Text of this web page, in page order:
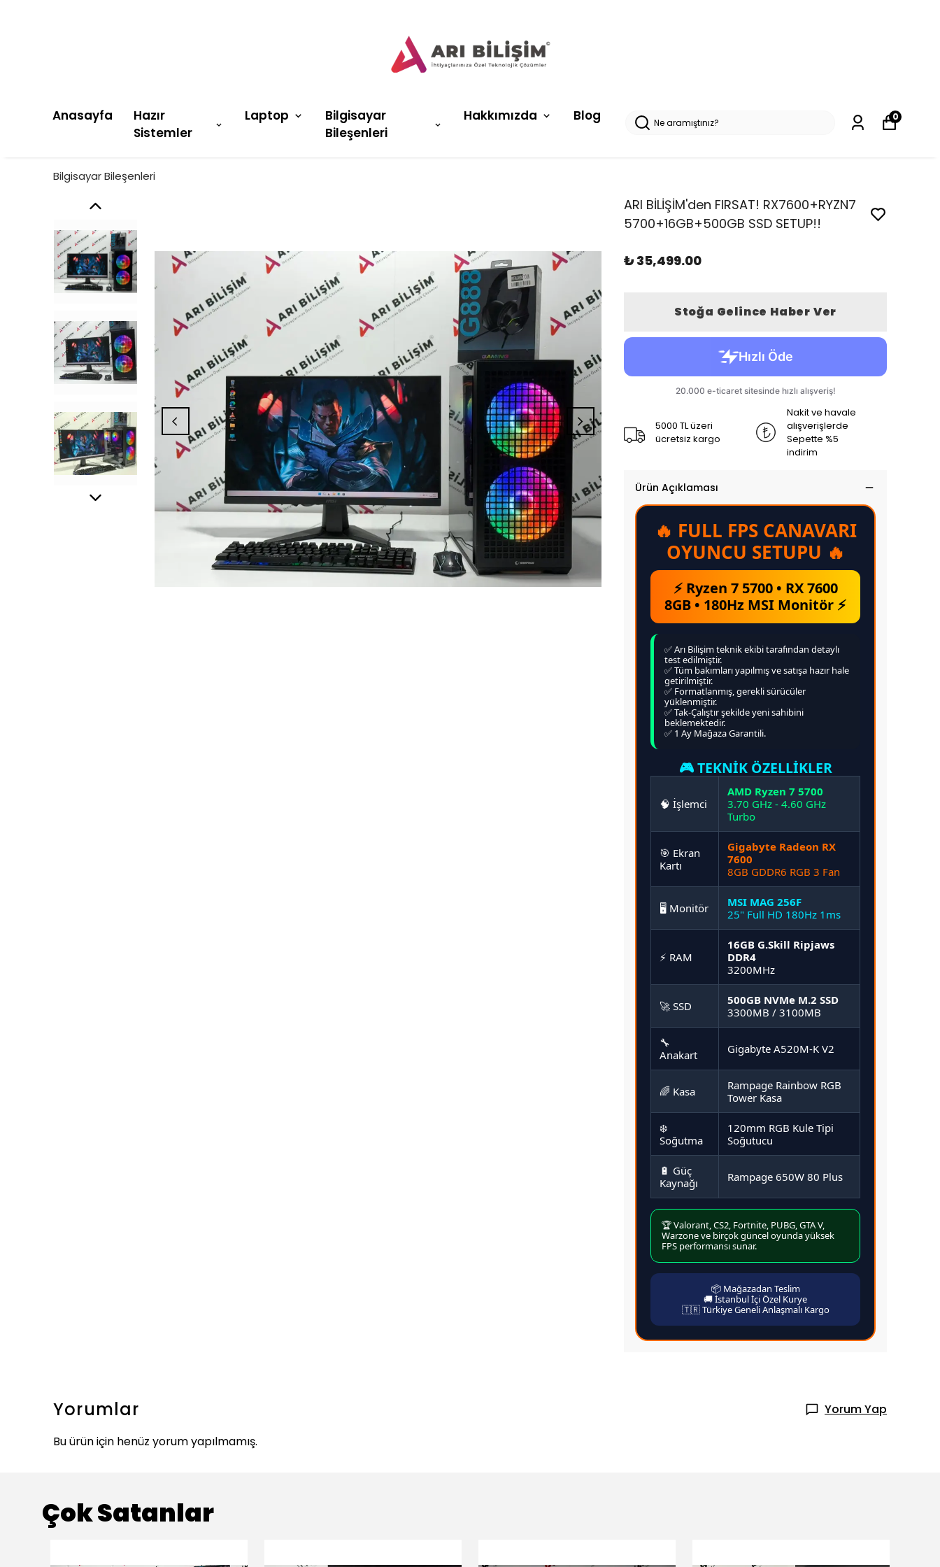
Anasayfa
Hazır
Sistemler
Laptop
Bilgisayar
Bileşenleri
Hakkımızda Blog 0
Bilgisayar Bileşenleri
ARI BİLİŞİM'den FIRSAT! RX7600+RYZN7
5700+16GB+500GB SSD SETUP!!
₺ 35,499.00
Stoğa Gelince Haber Ver
5000 TL üzeri
ücretsiz kargo
Nakit ve havale
alışverişlerde
Sepette %5
indirim
Ürün Açıklaması
🔥 FULL FPS CANAVARI
OYUNCU SETUPU 🔥
⚡ Ryzen 7 5700 • RX 7600
8GB • 180Hz MSI Monitör ⚡
✅ Arı Bilişim teknik ekibi tarafından detaylı
test edilmiştir.
✅ Tüm bakımları yapılmış ve satışa hazır hale
getirilmiştir.
✅ Formatlanmış, gerekli sürücüler
yüklenmiştir.
✅ Tak-Çalıştır şekilde yeni sahibini
beklemektedir.
✅ 1 Ay Mağaza Garantili.
🎮 TEKNİK ÖZELLİKLER
🧠 İşlemci
AMD Ryzen 7 5700
3.70 GHz - 4.60 GHz
Turbo
🎯 Ekran
Kartı
Gigabyte Radeon RX
7600
8GB GDDR6 RGB 3 Fan
🖥️ Monitör
MSI MAG 256F
25" Full HD 180Hz 1ms
⚡ RAM
16GB G.Skill Ripjaws
DDR4
3200MHz
🚀 SSD
500GB NVMe M.2 SSD
3300MB / 3100MB
🔧
Anakart
Gigabyte A520M-K V2
🌈 Kasa
Rampage Rainbow RGB
Tower Kasa
❄️
Soğutma
120mm RGB Kule Tipi
Soğutucu
🔋 Güç
Kaynağı
Rampage 650W 80 Plus
🏆 Valorant, CS2, Fortnite, PUBG, GTA V,
Warzone ve birçok güncel oyunda yüksek
FPS performansı sunar.
📦 Mağazadan Teslim
🚚 İstanbul İçi Özel Kurye
🇹🇷 Türkiye Geneli Anlaşmalı Kargo
Yorumlar
Yorum Yap
Bu ürün için henüz yorum yapılmamış.
Çok Satanlar